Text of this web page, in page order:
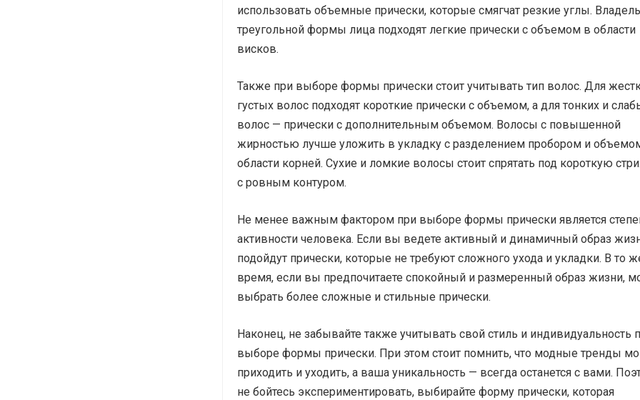
использовать объемные прически, которые смягчат резкие углы.
треугольной формы лица подходят легкие прически с объемом в области
висков.
Также при выборе формы прически стоит учитывать тип волос. Для
густых волос подходят короткие прически с объемом, а для тонких и
волос — прически с дополнительным объемом. Волосы с повышенной
жирностью лучше уложить в укладку с разделением пробором и
области корней. Сухие и ломкие волосы стоит спрятать под короткую
с ровным контуром.
Не менее важным фактором при выборе формы прически является
активности человека. Если вы ведете активный и динамичный образ
подойдут прически, которые не требуют сложного ухода и укладки. В то
время, если вы предпочитаете спокойный и размеренный образ жизни,
выбрать более сложные и стильные прически.
Наконец, не забывайте также учитывать свой стиль и индивидуальность
выборе формы прически. При этом стоит помнить, что модные тренды
приходить и уходить, а ваша уникальность — всегда останется с вами.
не бойтесь экспериментировать, выбирайте форму прически, которая